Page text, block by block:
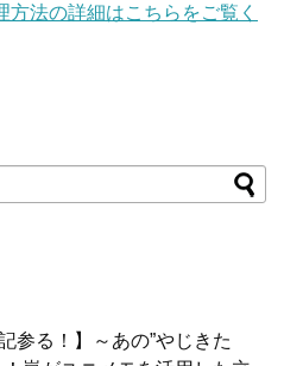
方法の詳細はこちらをご覧く
参る！】～あの”やじきた